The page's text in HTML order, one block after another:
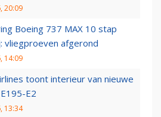
20:09
Boeing 737 MAX 10 stap
vliegproeven afgerond
14:09
toont interieur van nieuwe
E2
13:34